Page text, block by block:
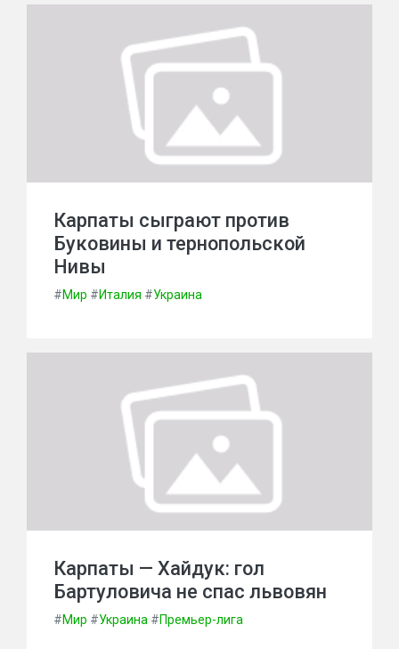
Карпаты сыграют против
Буковины и тернопольской
Нивы
#Мир #Италия #Украина
Карпаты — Хайдук: гол
Бартуловича не спас львовян
#Мир #Украина #Премьер-лига